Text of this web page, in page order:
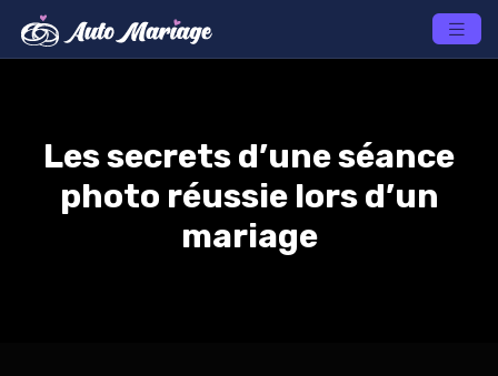
Les secrets d’une séance
photo réussie lors d’un
mariage